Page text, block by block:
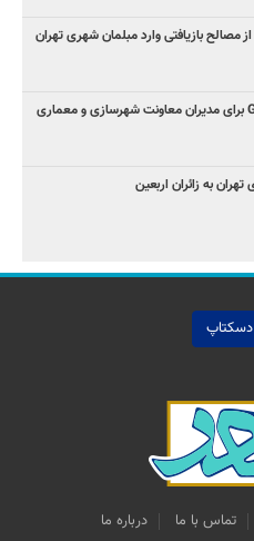
مصالح بازیافتی وارد مبلمان شهری تهران
به زائران اربعین
تماس با ما درباره ما